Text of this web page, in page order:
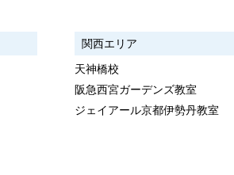
関西エリア
天神橋校
阪急西宮ガーデンズ教室
ジェイアール京都伊勢丹教室